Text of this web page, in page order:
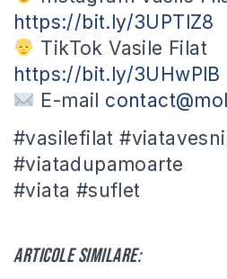
https://bit.ly/3UPTlZ8
TikTok Vasile Filat
https://bit.ly/3UHwPlB
E-mail
#vasilefilat
#viatadupamoarte
#viata #suflet
Articole similare: